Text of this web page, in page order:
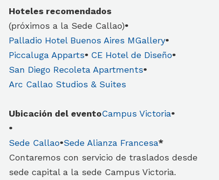
Hoteles recomendados
(próximos a la Sede Callao)•
Palladio Hotel Buenos Aires MGallery•
Piccaluga Apparts• CE Hotel de Diseño•
San Diego Recoleta Apartments•
Arc Callao Studios & Suites
Ubicación del evento
•
Campus Victoria•
Sede Callao•Sede Alianza Francesa*
Contaremos con servicio de traslados desde
sede capital a la sede Campus Victoria.